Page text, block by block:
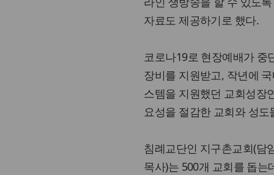
자료도 제공하기로 했다.
코로나19로 현장예배가 중
장비를 지원받고, 작년에
스템을 지원했던 교회성장
요성을 절감한 교회와 성도
침례교단인 지구촌교회(담
목사)는 500개 교회를 돕